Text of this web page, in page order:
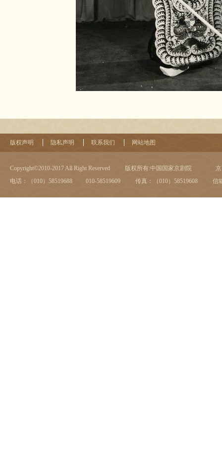
版权声明 隐私声明 联系我们 网站地图
Copyright©2010-2017 All Right Reserved 版权所有:中国国家京剧院
电话：（010）58519688 010-58519609
传真：（010）58519608 信